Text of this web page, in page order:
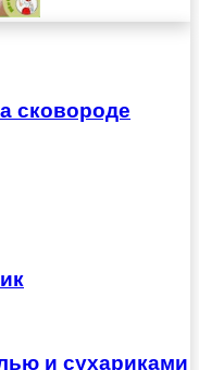
сковороде
и сухариками